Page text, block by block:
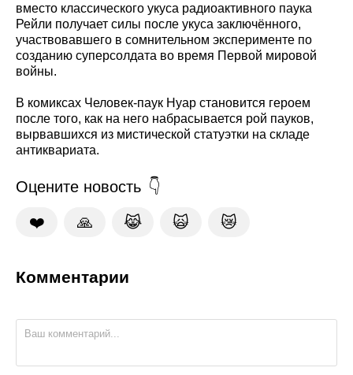
вместо классического укуса радиоактивного паука
Рейли получает силы после укуса заключённого,
участвовавшего в сомнительном эксперименте по
созданию суперсолдата во время Первой мировой
войны.
В комиксах Человек-паук Нуар становится героем
после того, как на него набрасывается рой пауков,
вырвавшихся из мистической статуэтки на складе
антиквариата.
Оцените новость
❤️ 🙏 😹 🙀 😿
Комментарии